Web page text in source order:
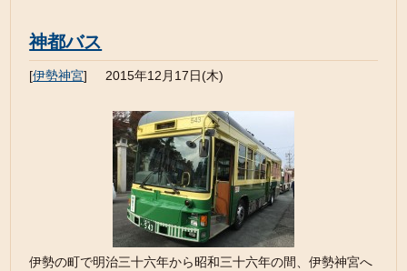
神都バス
[伊勢神宮] 2015年12月17日(木)
伊勢の町で明治三十六年から昭和三十六年の間、伊勢神宮へ